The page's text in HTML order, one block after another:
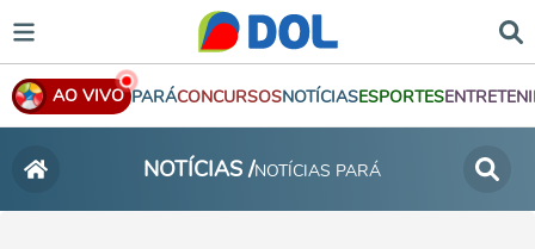
AO VIVO PARÁCONCURSOSNOTÍCIASESPORTES
NOTÍCIAS /NOTÍCIAS PARÁ